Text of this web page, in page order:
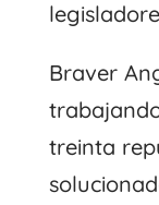
Braver
treinta